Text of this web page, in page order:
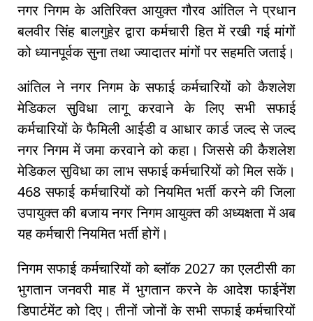
नगर निगम के अतिरिक्त आयुक्त गौरव आंतिल ने प्रधान
बलवीर सिंह बालगुहेर द्वारा कर्मचारी हित में रखी गई मांगों
को ध्यानपूर्वक सुना तथा ज्यादातर मांगों पर सहमति जताई।
आंतिल ने नगर निगम के सफाई कर्मचारियों को कैशलेश
मेडिकल सुविधा लागू करवाने के लिए सभी सफाई
कर्मचारियों के फैमिली आईडी व आधार कार्ड जल्द से जल्द
नगर निगम में जमा करवाने को कहा। जिससे की कैशलेश
मेडिकल सुविधा का लाभ सफाई कर्मचारियों को मिल सकें।
468 सफाई कर्मचारियों को नियमित भर्ती करने की जिला
उपायुक्त की बजाय नगर निगम आयुक्त की अध्यक्षता में अब
यह कर्मचारी नियमित भर्ती होगें।
निगम सफाई कर्मचारियों को ब्लॉक 2027 का एलटीसी का
भुगतान जनवरी माह में भुगतान करने के आदेश फाईनेंश
डिपार्टमेंट को दिए। तीनों जोनों के सभी सफाई कर्मचारियों